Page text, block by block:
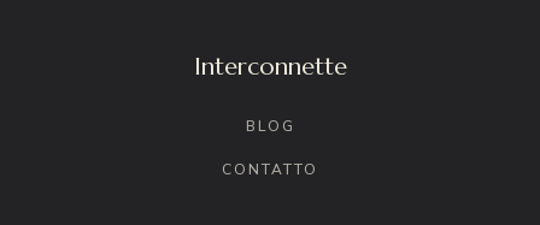
Interconnette
BLOG
CONTATTO